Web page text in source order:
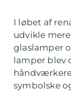
I løbet af
udvikle
glaslamper
lamper blev
symbolske